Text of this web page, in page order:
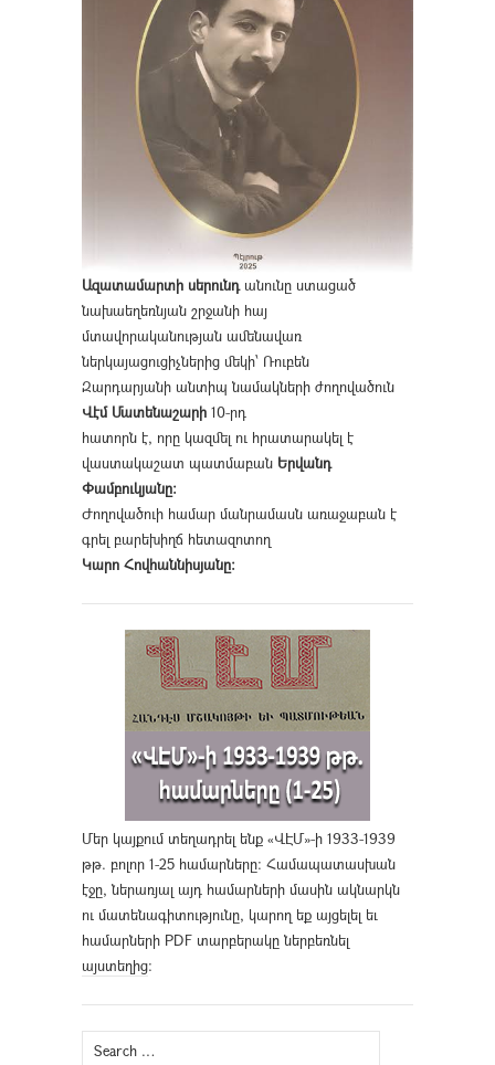
Ազատամարտի սերունդանունը ստացած
նախաեղեռնյան շրջանի հայ
մտավորականության ամենավառ
ներկայացուցիչներից մեկի՝ Ռուբեն
Զարդարյանի անտիպ նամակների ժողովածուն
Վէմ Մատենաշարի 10-րդ
հատորն է, որը կազմել ու հրատարակել է
վաստակաշատ պատմաբան Երվանդ
Փամբուկյանը։
Ժողովածուի համար մանրամասն առաջաբան է
գրել բարեխիղճ հետազոտող
Կարո Հովհաննիսյանը։
Մեր կայքում տեղադրել ենք «ՎԷՄ»-ի 1933-1939
թթ. բոլոր 1-25 համարները։ Համապատասխան
էջը, ներառյալ այդ համարների մասին ակնարկն
ու մատենագիտությունը, կարող եք այցելել եւ
համարների PDF տարբերակը ներբեռնել
այստեղից։
Search